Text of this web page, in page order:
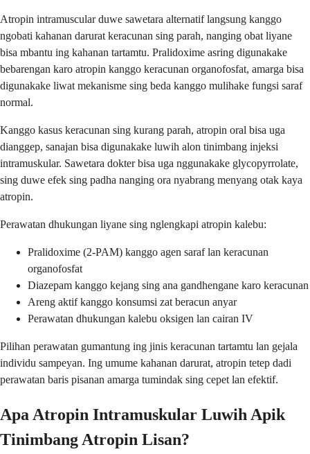
Atropin intramuscular duwe sawetara alternatif langsung kanggo
ngobati kahanan darurat keracunan sing parah, nanging obat liyane
bisa mbantu ing kahanan tartamtu. Pralidoxime asring digunakake
bebarengan karo atropin kanggo keracunan organofosfat, amarga bisa
digunakake liwat mekanisme sing beda kanggo mulihake fungsi saraf
normal.
Kanggo kasus keracunan sing kurang parah, atropin oral bisa uga
dianggep, sanajan bisa digunakake luwih alon tinimbang injeksi
intramuskular. Sawetara dokter bisa uga nggunakake glycopyrrolate,
sing duwe efek sing padha nanging ora nyabrang menyang otak kaya
atropin.
Perawatan dhukungan liyane sing nglengkapi atropin kalebu:
Pralidoxime (2-PAM) kanggo agen saraf lan keracunan
organofosfat
Diazepam kanggo kejang sing ana gandhengane karo keracunan
Areng aktif kanggo konsumsi zat beracun anyar
Perawatan dhukungan kalebu oksigen lan cairan IV
Pilihan perawatan gumantung ing jinis keracunan tartamtu lan gejala
individu sampeyan. Ing umume kahanan darurat, atropin tetep dadi
perawatan baris pisanan amarga tumindak sing cepet lan efektif.
Apa Atropin Intramuskular Luwih Apik
Tinimbang Atropin Lisan?